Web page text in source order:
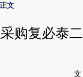
正文
购复必泰